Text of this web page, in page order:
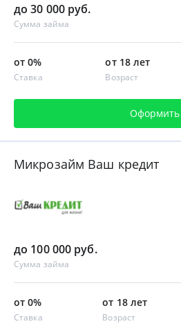
до 30 000 руб.
Сумма займа
от 0%
Ставка
от 18 лет
Возраст
Оформить
Микрозайм Ваш кредит
до 100 000 руб.
Сумма займа
от 0%
Ставка
от 18 лет
Возраст